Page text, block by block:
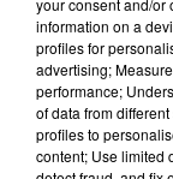
Rossignol:
politiques s’en
terme et non
direction de
la survie du FC
sont créées à
your consent and/or
information on a
profiles for
advertising;
performance;
of data from
profiles to
content; Use limited